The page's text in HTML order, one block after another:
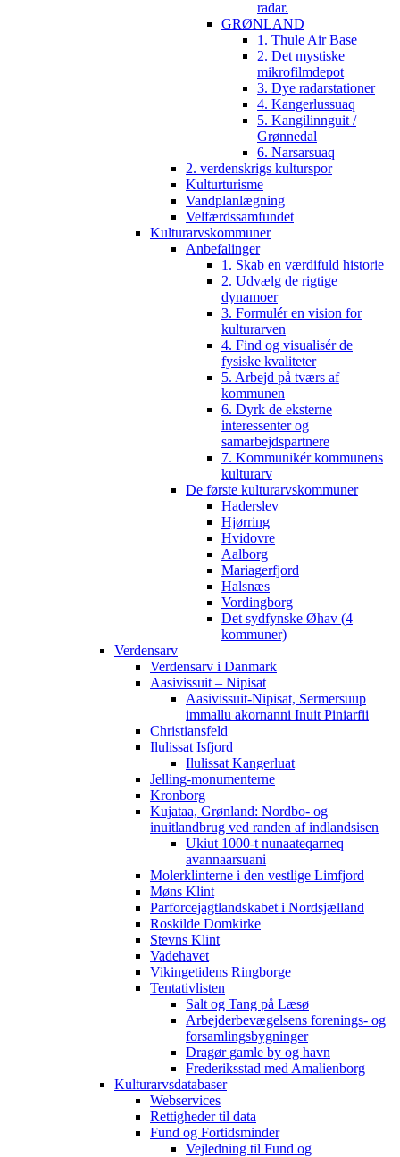
radar.
GRØNLAND
1. Thule Air Base
2. Det mystiske
mikrofilmdepot
3. Dye radarstationer
4. Kangerlussuaq
5. Kangilinnguit /
Grønnedal
6. Narsarsuaq
2. verdenskrigs kulturspor
Kulturturisme
Vandplanlægning
Velfærdssamfundet
Kulturarvskommuner
Anbefalinger
1. Skab en værdifuld historie
2. Udvælg de rigtige
dynamoer
3. Formulér en vision for
kulturarven
4. Find og visualisér de
fysiske kvaliteter
5. Arbejd på tværs af
kommunen
6. Dyrk de eksterne
interessenter og
samarbejdspartnere
7. Kommunikér kommunens
kulturarv
De første kulturarvskommuner
Haderslev
Hjørring
Hvidovre
Aalborg
Mariagerfjord
Halsnæs
Vordingborg
Det sydfynske Øhav (4
kommuner)
Verdensarv
Verdensarv i Danmark
Aasivissuit – Nipisat
Aasivissuit-Nipisat, Sermersuup
immallu akornanni Inuit Piniarfii
Christiansfeld
Ilulissat Isfjord
Ilulissat Kangerluat
Jelling-monumenterne
Kronborg
Kujataa, Grønland: Nordbo- og
inuitlandbrug ved randen af indlandsisen
Ukiut 1000-t nunaateqarneq
avannaarsuani
Molerklinterne i den vestlige Limfjord
Møns Klint
Parforcejagtlandskabet i Nordsjælland
Roskilde Domkirke
Stevns Klint
Vadehavet
Vikingetidens Ringborge
Tentativlisten
Salt og Tang på Læsø
Arbejderbevægelsens forenings- og
forsamlingsbygninger
Dragør gamle by og havn
Frederiksstad med Amalienborg
Kulturarvsdatabaser
Webservices
Rettigheder til data
Fund og Fortidsminder
Vejledning til Fund og